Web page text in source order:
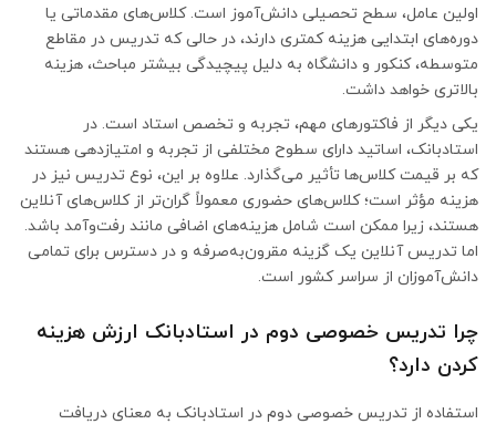
اولین عامل، سطح تحصیلی دانش‌آموز است. کلاس‌های مقدماتی یا
دوره‌های ابتدایی هزینه کمتری دارند، در حالی که تدریس در مقاطع
متوسطه، کنکور و دانشگاه به دلیل پیچیدگی بیشتر مباحث، هزینه
بالاتری خواهد داشت.
یکی دیگر از فاکتورهای مهم، تجربه و تخصص استاد است. در
استادبانک، اساتید دارای سطوح مختلفی از تجربه و امتیازدهی هستند
که بر قیمت کلاس‌ها تأثیر می‌گذارد. علاوه بر این، نوع تدریس نیز در
هزینه مؤثر است؛ کلاس‌های حضوری معمولاً گران‌تر از کلاس‌های آنلاین
هستند، زیرا ممکن است شامل هزینه‌های اضافی مانند رفت‌وآمد باشد.
اما تدریس آنلاین یک گزینه مقرون‌به‌صرفه و در دسترس برای تمامی
دانش‌آموزان از سراسر کشور است.
چرا تدریس خصوصی دوم در استادبانک ارزش هزینه
کردن دارد؟
استفاده از تدریس خصوصی دوم در استادبانک به معنای دریافت